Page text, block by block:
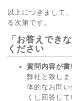
以上につきまして
る次第です。
「お答えでき
ください
質問内容が
弊社と致し
体的なお問
くし回答し